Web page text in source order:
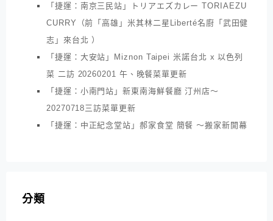
「捷運：南京三民站」トリアエズカレー TORIAEZU
CURRY（前「高雄」米其林二星Liberté名廚「武田健
志」來台北 ）
「捷運：大安站」Miznon Taipei 米諾台北 x 以色列
菜 二訪 20260201 午、晚餐菜單更新
「捷運：小南門站」新東南海鮮餐廳 汀州店～
20270718三訪菜單更新
「捷運：中正紀念堂站」郝家食堂 簡餐 ～搬家新開幕
分類